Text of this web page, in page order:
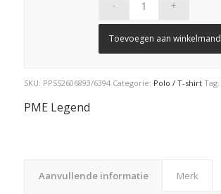
Toevoegen aan winkelmand
SKU: PPSS2606893/6394 Categorie: Polo / T-shirt Tag:
PME Legend
Aanvullende informatie Merk